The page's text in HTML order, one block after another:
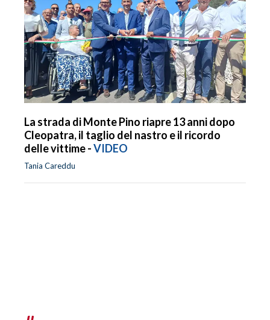
La strada di Monte Pino riapre 13 anni dopo
Cleopatra, il taglio del nastro e il ricordo
delle vittime -VIDEO
Tania Careddu